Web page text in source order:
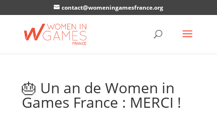
contact@womeningamesfrance.org
🎂 Un an de Women in
Games France : MERCI !